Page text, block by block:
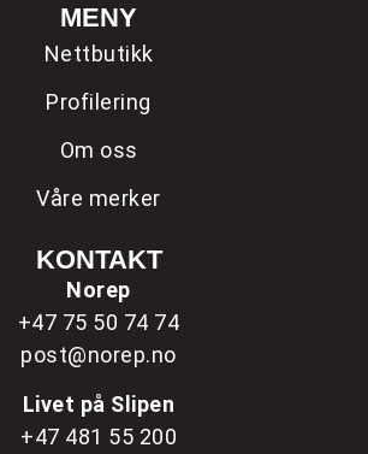
MENY
Nettbutikk
Profilering
Om oss
Våre merker
KONTAKT
Norep
+47 75 50 74 74
post@norep.no
Livet på Slipen
+47 481 55 200